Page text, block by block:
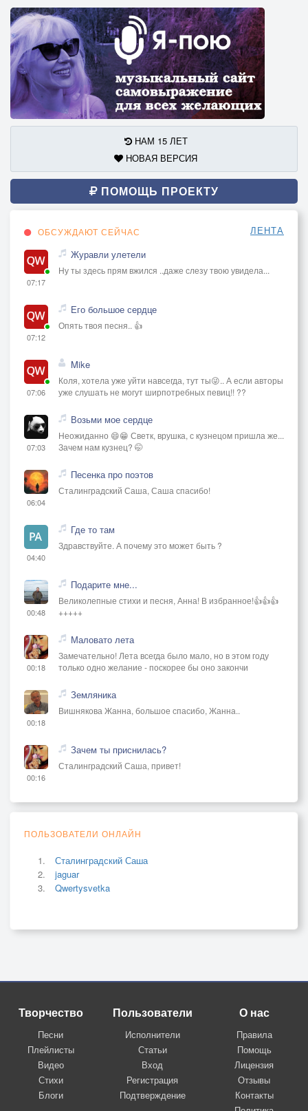
НАМ 15 ЛЕТ
НОВАЯ ВЕРСИЯ
ПОМОЩЬ ПРОЕКТУ
ОБСУЖДАЮТ СЕЙЧАС ЛЕНТА
07:17
Журавли улетели
Ну ты здесь прям вжился ..даже слезу твою увидела...
07:12
Его большое сердце
Опять твоя песня.. 👍
07:06
Mike
Коля, хотела уже уйти навсегда, тут ты😜.. А если авторы
уже слушать не могут ширпотребных певиц!! ??
07:03
Возьми мое сердце
Неожиданно 😄😁 Светк, врушка, с кузнецом пришла же...
Зачем нам кузнец? 🤭
06:04
Песенка про поэтов
Сталинградский Саша, Саша спасибо!
04:40
Где то там
Здравствуйте. А почему это может быть ?
00:48
Подарите мне...
Великолепные стихи и песня, Анна! В избранное!👍👍👍
+++++
00:18
Маловато лета
Замечательно! Лета всегда было мало, но в этом году
только одно желание - поскорее бы оно закончи
00:18
Земляника
Вишнякова Жанна, большое спасибо, Жанна..
00:16
Зачем ты приснилась?
Сталинградский Саша, привет!
ПОЛЬЗОВАТЕЛИ ОНЛАЙН
Сталинградский Саша
jaguar
Qwertysvetka
Творчество
Песни
Плейлисты
Видео
Стихи
Блоги
Пользователи
Исполнители
Статьи
Вход
Регистрация
Подтверждение
О нас
Правила
Помощь
Лицензия
Отзывы
Контакты